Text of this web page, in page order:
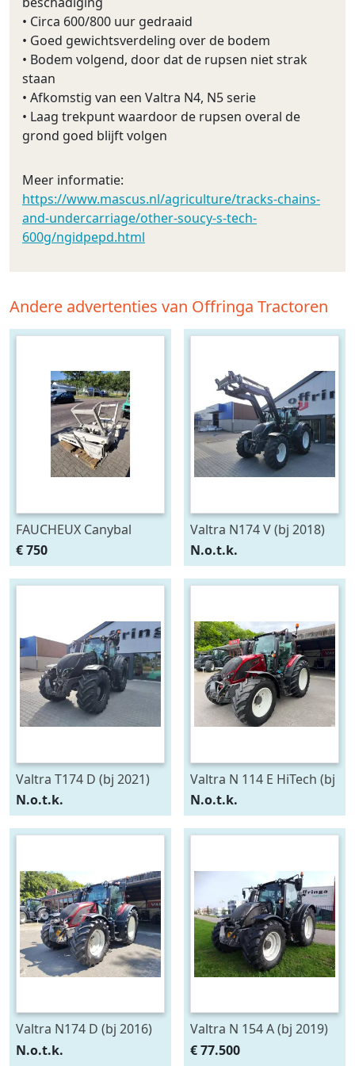
• Circa 600/800 uur gedraaid
• Goed gewichtsverdeling over de bodem
• Bodem volgend, door dat de rupsen niet strak
staan
• Afkomstig van een Valtra N4, N5 serie
• Laag trekpunt waardoor de rupsen overal de
grond goed blijft volgen
Meer informatie:
https://www.mascus.nl/agriculture/tracks-chains-
and-undercarriage/other-soucy-s-tech-
600g/ngidpepd.html
Andere advertenties van Offringa Tractoren
FAUCHEUX Canybal
€ 750
Valtra N174 V (bj 2018)
N.o.t.k.
Valtra T174 D (bj 2021)
N.o.t.k.
Valtra N 114 E HiTech (bj
2016)
N.o.t.k.
Valtra N174 D (bj 2016)
N.o.t.k.
Valtra N 154 A (bj 2019)
€ 77.500